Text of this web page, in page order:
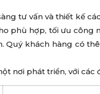
tư vấn và thiết kế
phù hợp, tối ưu công
Quý khách hàng có
nơi phát triển, với các